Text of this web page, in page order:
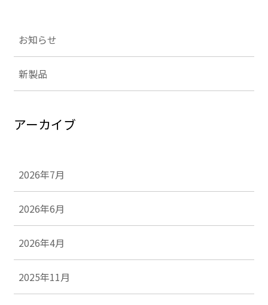
お知らせ
新製品
アーカイブ
2026年7月
2026年6月
2026年4月
2025年11月